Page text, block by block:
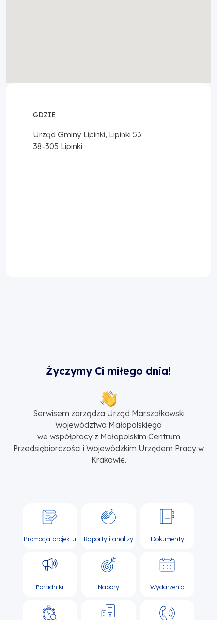
GDZIE
Urząd Gminy Lipinki, Lipinki 53
38-305 Lipinki
Życzymy Ci miłego dnia!
Serwisem zarządza Urząd Marszałkowski
Województwa Małopolskiego
we współpracy z Małopolskim Centrum
Przedsiębiorczości i Wojewódzkim Urzędem Pracy w
Krakowie.
Promocja projektu Raporty i analizy Dokumenty
Poradniki Nabory Wydarzenia